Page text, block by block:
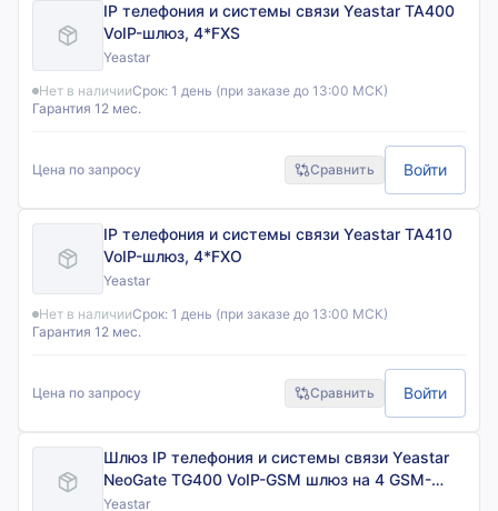
IP телефония и системы связи Yeastar TA400
VoIP-шлюз, 4*FXS
Yeastar
Нет в наличииСрок: 1 день (при заказе до 13:00 МСК)
Гарантия 12 мес.
Цена по запросу Сравнить Войти
IP телефония и системы связи Yeastar TA410
VoIP-шлюз, 4*FXO
Yeastar
Нет в наличииСрок: 1 день (при заказе до 13:00 МСК)
Гарантия 12 мес.
Цена по запросу Сравнить Войти
Шлюз IP телефония и системы связи Yeastar
NeoGate TG400 VoIP-GSM шлюз на 4 GSM-
канала
Yeastar